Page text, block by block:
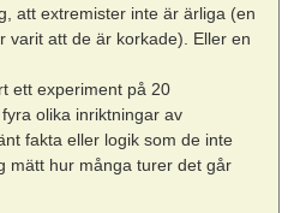
att extremister inte är ärliga (en
varit att de är korkade). Eller en
ett experiment på 20
olika inriktningar av
fakta eller logik som de inte
mätt hur många turer det går